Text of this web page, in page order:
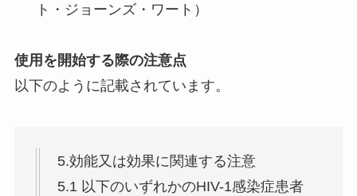
ト・ジョーンズ・ワート）
使用を開始する際の注意点
以下のように記載されています。
5.効能又は効果に関連する注意
5.1 以下のいずれかのHIV-1感染症患者